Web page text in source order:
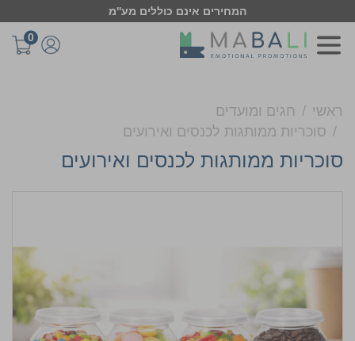
המחירים אינם כוללים מע''מ
0
ראשי
חגים ומועדים
סוכריות ממותגות לכנסים ואירועים
סוכריות ממותגות לכנסים ואירועים